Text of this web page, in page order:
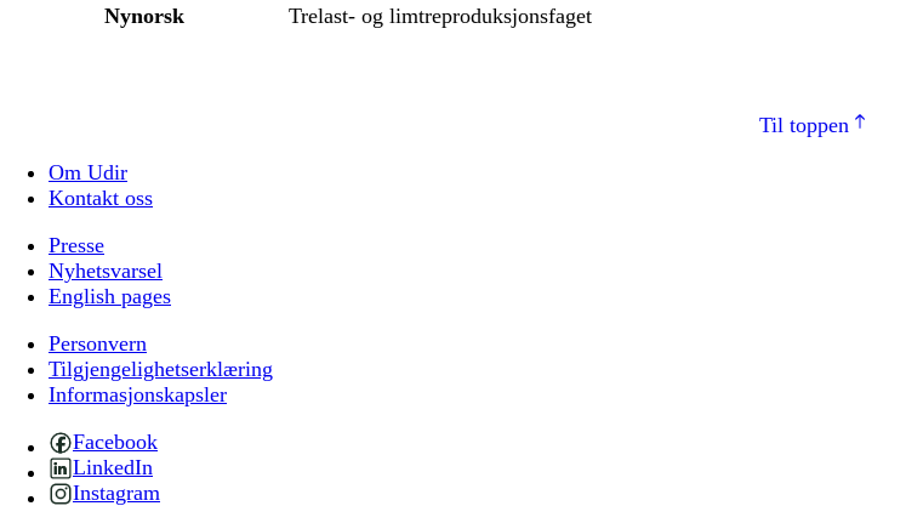
Nynorsk
Trelast- og limtreproduksjonsfaget
Til toppen
Om Udir
Kontakt oss
Presse
Nyhetsvarsel
English pages
Personvern
Tilgjengelighetserklæring
Informasjonskapsler
Facebook
LinkedIn
Instagram